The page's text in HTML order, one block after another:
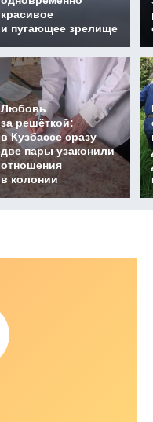
красивое
и пугающее зрелище
Любовь
за решёткой:
в Кузбассе сразу
две пары узаконили
отношения
в колонии